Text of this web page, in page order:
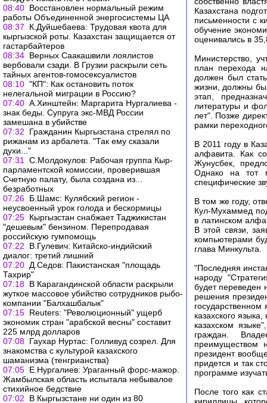
08:40 Восстановлен нормальный режим
работы Объединенной энергосистемы ЦА
08:37
К.Дуйшебаева: Трудовая квота для
кыргызской роты. Казахстан защищается от
гастарбайтеров
08:34 Верных Саакашвили лоялистов
вербовали сзади. В Грузии раскрыли сеть
тайных агентов-гомосексуалистов
08:10 "КП": Как остановить поток
нелегальной миграции в Россию?
07:40 А.Хинштейн: Маргарита Нургалиева -
знак беды. Супруга экс-МВД России
замешана в убийстве
07:32
Гражданин Кыргызстана стрелял по
рижанам из арбалета. "Так ему сказали
духи..."
07:31
С.Молдокулов: Рабочая группа Кыр-
парламентской комиссии, проверившая
Счетную палату, была создана из...
безработных
07:26 Б.Шамс: Кулябский регион -
неусвоенный урок голода и бескормицы
07:25 Кыргызстан снабжает Таджикистан
"дешевым" бензином. Перепродавая
российскую гумпомощь
07:22
В.Гулевич: Китайско-индийский
диалог: третий лишний
07:20 Д.Седов: Пакистанская "площадь
Тахрир"
07:18 В Карагандинской области раскрыли
жуткое массовое убийство сотрудников рыбо-
компании "Балхашбалык"
07:15 Reuters: "Революционный" ущерб
экономик стран "арабской весны" составит
225 млрд долларов
07:08 Гаухар Нуртас: Голливуд созрел. Для
знакомства с культурой казахского
шаманизма (тенгрианства)
07:05 Е.Нургалиев: Ураганный форс-мажор.
Жамбылская область испытала небывалое
стихийное бедствие
07:02
В Кыргызстане ни один из 80
Казахстана
письменности с
обучение
оценивались в
Министерство,
план перехода
должен был
жизни, должны
этап,
литературы и
лет". Позже
рамки
В 2011 году в
алфавита. Как
Жунусбек,
Однако на тот
специфические
В том же году,
Кул-Мухаммед
в латинском
В этой связи,
компьютерами
глава Минкульта.
"Последняя
народу
будет переведен
решения
казахского
казахском
граждан.
преимуществом
президент
придется и так
программе
После того как